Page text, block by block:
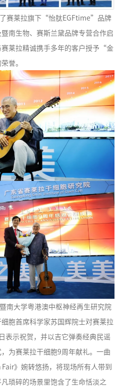
赛莱拉旗下“怡肽EGFtime”品牌
南生物、赛斯兰黛品牌专营合作启
莱拉精诚携手多年的客户授予“金
誉。
大学粤港澳中枢神经再生研究院
胞首席科学家苏国辉院士对赛莱拉
表示祝贺，并以吉它弹奏经典民谣
为赛莱拉干细胞9周年献礼。一曲
Fair》婉转悠扬，将现场所有人带到
琐碎的场景里饱含了生命恬淡之